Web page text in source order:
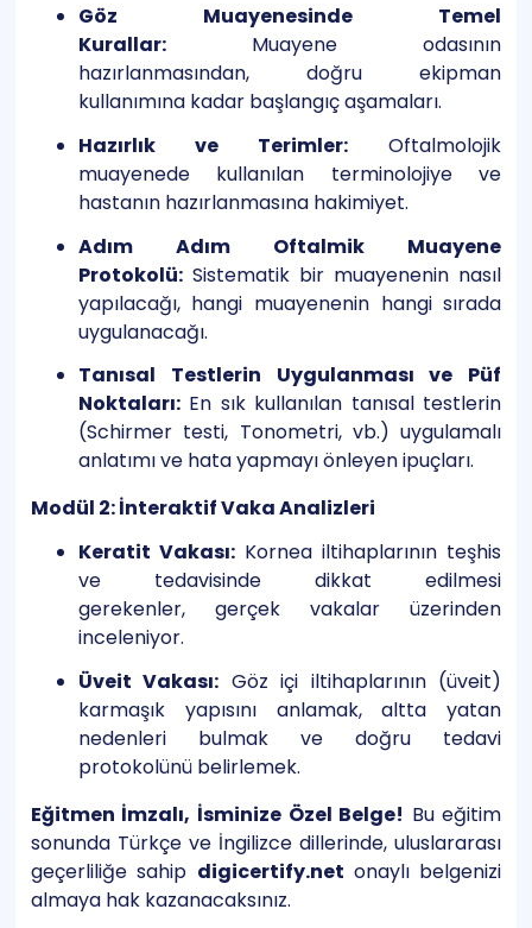
Göz Muayenesinde Temel
Kurallar:Muayene odasının
hazırlanmasından, doğru ekipman
kullanımına kadar başlangıç aşamaları.
Hazırlık ve Terimler: Oftalmolojik
muayenede kullanılan terminolojiye ve
hastanın hazırlanmasına hakimiyet.
Adım Adım Oftalmik Muayene
Protokolü:Sistematik bir muayenenin nasıl
yapılacağı, hangi muayenenin hangi sırada
uygulanacağı.
Tanısal Testlerin Uygulanması ve Püf
Noktaları:En sık kullanılan tanısal testlerin
(Schirmer testi, Tonometri, vb.) uygulamalı
anlatımı ve hata yapmayı önleyen ipuçları.
Modül 2: İnteraktif Vaka Analizleri
Keratit Vakası:Kornea iltihaplarının teşhis
ve tedavisinde dikkat edilmesi
gerekenler, gerçek vakalar üzerinden
inceleniyor.
Üveit Vakası: Göz içi iltihaplarının (üveit)
karmaşık yapısını anlamak, altta yatan
nedenleri bulmak ve doğru tedavi
protokolünü belirlemek.
Eğitmen İmzalı, İsminize Özel Belge! Bu eğitim
sonunda Türkçe ve İngilizce dillerinde, uluslararası
geçerliliğe sahip digicertify.net onaylı belgenizi
almaya hak kazanacaksınız.